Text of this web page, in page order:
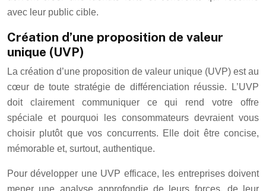
avec leur public cible.
Création d’une proposition de valeur
unique (UVP)
La création d’une proposition de valeur unique (UVP) est au
cœur de toute stratégie de différenciation réussie. L’UVP
doit clairement communiquer ce qui rend votre offre
spéciale et pourquoi les consommateurs devraient vous
choisir plutôt que vos concurrents. Elle doit être concise,
mémorable et, surtout, authentique.
Pour développer une UVP efficace, les entreprises doivent
mener une analyse approfondie de leurs forces, de leur